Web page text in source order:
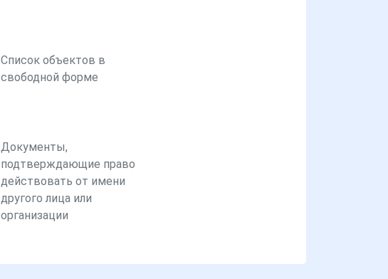
Список объектов в
свободной форме
Документы,
подтверждающие право
действовать от имени
другого лица или
организации